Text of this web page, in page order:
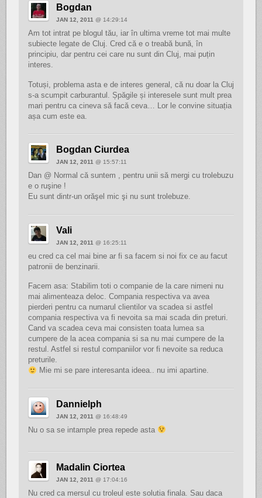
Bogdan
JAN 12, 2011 @ 14:29:14
Am tot intrat pe blogul tău, iar în ultima vreme tot mai multe
subiecte legate de Cluj. Cred că e o treabă bună, în
principiu, dar pentru cei care nu sunt din Cluj, mai puțin
interes.
Totuși, problema asta e de interes general, că nu doar la Cluj
s-a scumpit carburantul. Șpăgile și interesele sunt mult prea
mari pentru ca cineva să facă ceva… Lor le convine situația
așa cum este ea.
Bogdan Ciurdea
JAN 12, 2011@ 15:57:11
Dan @ Normal că suntem , pentru unii să mergi cu trolebuzu
e o ruşine !
Eu sunt dintr-un orăşel mic şi nu sunt trolebuze.
Vali
JAN 12, 2011 @ 16:25:11
eu cred ca cel mai bine ar fi sa facem si noi fix ce au facut
patronii de benzinarii.
Facem asa: Stabilim toti o companie de la care nimeni nu
mai alimenteaza deloc. Compania respectiva va avea
pierderi pentru ca numarul clientilor va scadea si astfel
compania respectiva va fi nevoita sa mai scada din preturi.
Cand va scadea ceva mai consisten toata lumea sa
cumpere de la acea compania si sa nu mai cumpere de la
restul. Astfel si restul companiilor vor fi nevoite sa reduca
preturile.
Mie mi se pare interesanta ideea.. nu imi apartine.
Dannielph
JAN 12, 2011 @ 16:48:49
Nu o sa se intample prea repede asta
Madalin Ciortea
JAN 12, 2011 @ 17:04:16
Nu cred ca mersul cu troleul este solutia finala. Sau daca